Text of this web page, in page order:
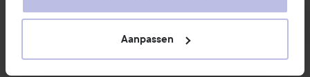
je graag door naar ons cookiebeleid.
Aanpassen
Copyright 2026